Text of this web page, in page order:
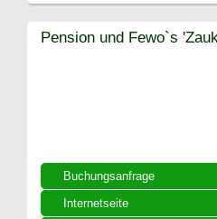
Buchungsanfrage
Internetseite
Pension und Fewo`s